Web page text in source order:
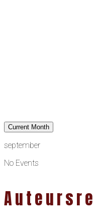
Current Month
september
No Events